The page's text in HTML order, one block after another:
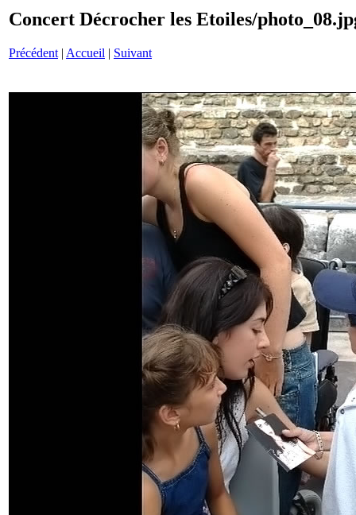
Concert Décrocher les Etoiles/
Précédent | Accueil | Suivant